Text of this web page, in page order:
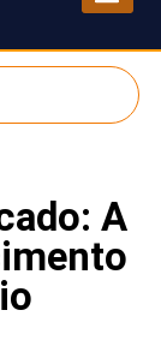
A